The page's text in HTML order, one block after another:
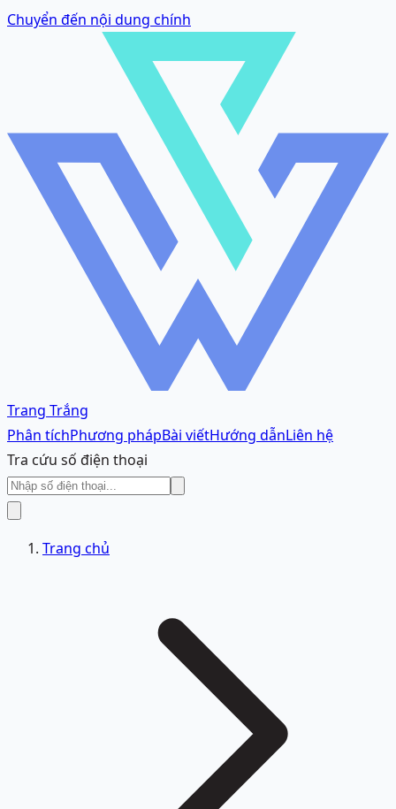
Chuyển đến nội dung chính
Trang Trắng
Phân tíchPhương phápBài viếtHướng dẫnLiên hệ
Tra cứu số điện thoại
Trang chủ